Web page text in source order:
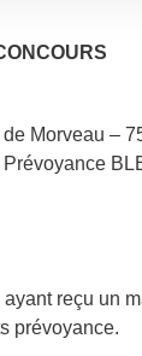
Morveau –
reçu un
prévoyance.